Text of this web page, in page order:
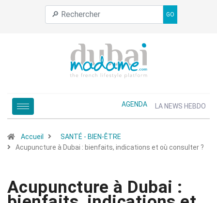
GO
AGENDA LA NEWS HEBDO
Accueil
SANTÉ - BIEN-ÊTRE
Acupuncture à Dubai : bienfaits, indications et où consulter ?
Acupuncture à Dubai :